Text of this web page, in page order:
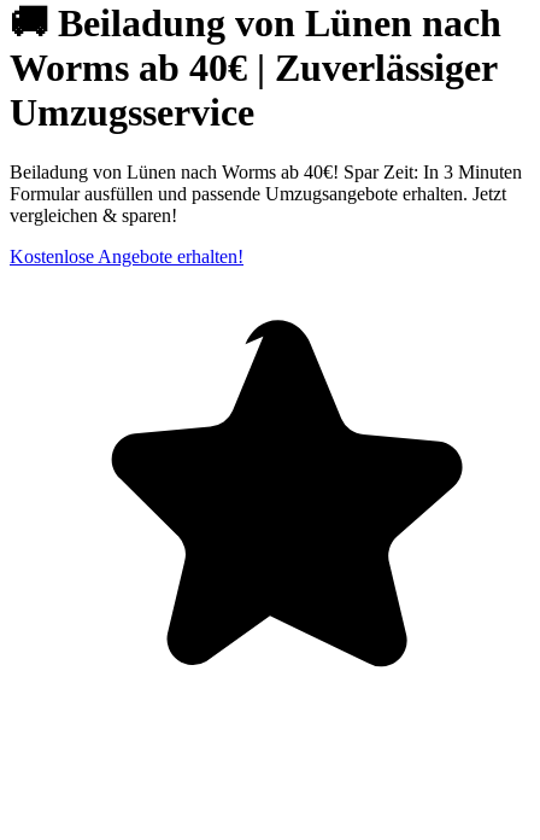
🚚 Beiladung von Lünen nach
Worms ab 40€ | Zuverlässiger
Umzugsservice
Beiladung von Lünen nach Worms ab 40€! Spar Zeit: In 3 Minuten
Formular ausfüllen und passende Umzugsangebote erhalten. Jetzt
vergleichen & sparen!
Kostenlose Angebote erhalten!